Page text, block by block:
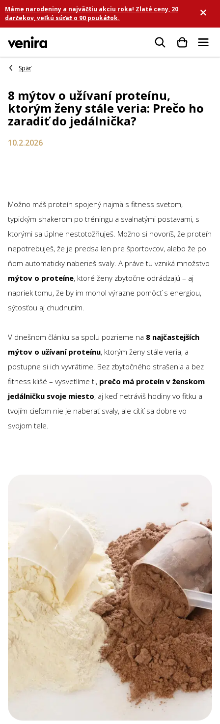
Prejsť
na
obsah
Máme narodeniny a najväčšiu akciu roka! Zlaté ceny, 20
darčekov, veľkú súťaž o 90 poukážok.
Hľadať
8 mýtov o užívaní proteínu,
ktorým ženy stále veria: Prečo ho
zaradiť do jedálnička?
10.2.2026
Možno máš proteín spojený najmä s fitness svetom,
typickým shakerom po tréningu a svalnatými postavami, s
ktorými sa úplne nestotožňuješ. Možno si hovoríš, že proteín
nepotrebuješ, že je predsa len pre športovcov, alebo že po
ňom automaticky naberieš svaly. A práve tu vzniká množstvo
mýtov o proteíne, ktoré ženy zbytočne odrádzajú – aj
napriek tomu, že by im mohol výrazne pomôcť s energiou,
sýtosťou aj chudnutím.
V dnešnom článku sa spolu pozrieme na 8 najčastejších
mýtov o užívaní proteínu, ktorým ženy stále veria, a
postupne si ich vyvrátime. Bez zbytočného strašenia a bez
fitness klišé – vysvetlíme ti, prečo má proteín v ženskom
jedálničku svoje miesto, aj keď netráviš hodiny vo fitku a
tvojím cieľom nie je naberať svaly, ale cítiť sa dobre vo
svojom tele.